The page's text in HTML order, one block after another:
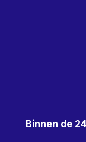
Binnen de